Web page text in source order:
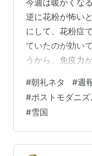
今週は暖かくな
逆に花粉が怖い
にして、花粉症
ていたのが効い
うから、免疫力
たほうがいいと
ますが、抗菌、
れ、それに抗う
ね。 田舎の子供
葉】
#朝礼ネタ #週
#ポストモダニズ
#雪国